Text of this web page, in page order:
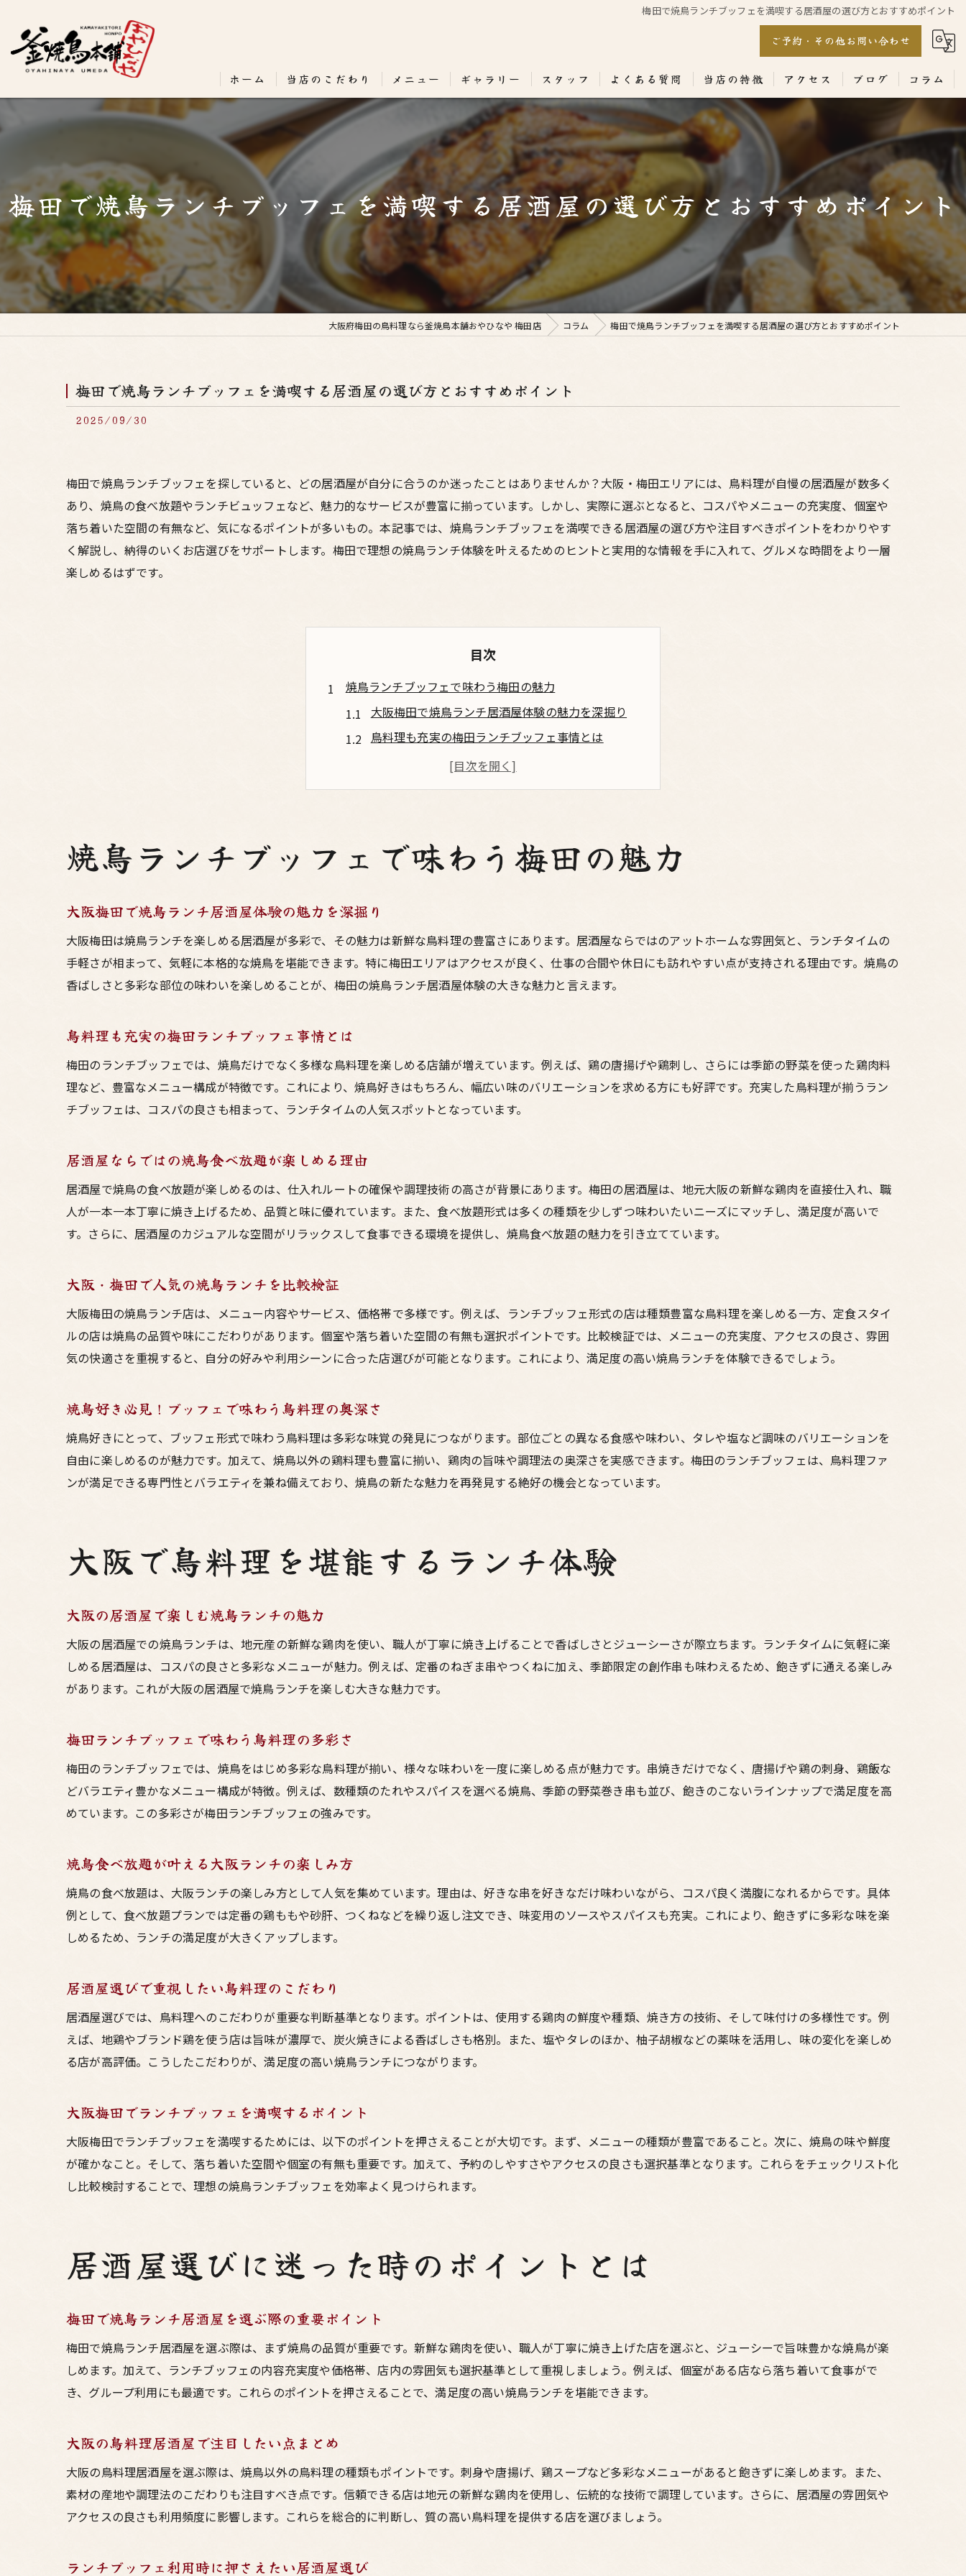
梅田で焼鳥ランチブッフェを満喫する居酒屋の選び方とおすすめポイント
ご予約・その他お問い合わせ
ホーム 当店のこだわり メニュー ギャラリー スタッフ よくある質問 当店の特徴
居酒屋
専門店
ランチ
テイクアウト
コース
アクセス ブログ コラム
梅田で焼鳥ランチブッフェを満喫する居酒屋の選び方とおすすめポイント
大阪府梅田の鳥料理なら釜焼鳥本舗おやひなや 梅田店 コラム 梅田で焼鳥ランチブッフェを満喫する居酒屋の選び方とおすすめポイント
梅田で焼鳥ランチブッフェを満喫する居酒屋の選び方とおすすめポイント
2025/09/30
梅田で焼鳥ランチブッフェを探していると、どの居酒屋が自分に合うのか迷ったことはありませんか？大阪・梅田エリアには、鳥料理が自慢の居酒屋が数多く
あり、焼鳥の食べ放題やランチビュッフェなど、魅力的なサービスが豊富に揃っています。しかし、実際に選ぶとなると、コスパやメニューの充実度、個室や
落ち着いた空間の有無など、気になるポイントが多いもの。本記事では、焼鳥ランチブッフェを満喫できる居酒屋の選び方や注目すべきポイントをわかりやす
く解説し、納得のいくお店選びをサポートします。梅田で理想の焼鳥ランチ体験を叶えるためのヒントと実用的な情報を手に入れて、グルメな時間をより一層
楽しめるはずです。
目次
焼鳥ランチブッフェで味わう梅田の魅力
大阪梅田で焼鳥ランチ居酒屋体験の魅力を深掘り
鳥料理も充実の梅田ランチブッフェ事情とは
居酒屋ならではの焼鳥食べ放題が楽しめる理由
大阪・梅田で人気の焼鳥ランチを比較検証
大阪の居酒屋で楽しむ焼鳥ランチの魅力
焼鳥食べ放題が叶える大阪ランチの楽しみ方
居酒屋選びで重視したい鳥料理のこだわり
大阪梅田でランチブッフェを満喫するポイント
居酒屋選びに迷った時のポイントとは
ランチブッフェ利用時に押さえたい居酒屋選び
焼鳥食べ放題を選ぶなら居酒屋の比較も重要
梅田で居酒屋ランチを選ぶ時の鳥料理基準
居酒屋ランチで焼鳥を効率よく楽しむコツ
大阪梅田の鳥料理ブッフェを賢く利用する方法
焼鳥食べ放題の魅力を引き出す梅田居酒屋選び
梅田の居酒屋で楽しむ鳥料理ブッフェの選び方
大阪で注目の焼鳥食べ放題ランチ情報まとめ
鳥料理好き必見の梅田ランチブッフェ事情
梅田ランチで人気の焼鳥ブッフェ最新情報
ランチブッフェを満喫したい方への大阪案内
大阪梅田でランチブッフェを楽しむための基礎知識
焼鳥ランチブッフェ選びの大阪的ポイント解説
大阪の焼鳥食べ放題ブッフェを選ぶ理由
焼鳥ランチブッフェで味わう梅田の魅力
大阪梅田で焼鳥ランチ居酒屋体験の魅力を深掘り
大阪梅田は焼鳥ランチを楽しめる居酒屋が多彩で、その魅力は新鮮な鳥料理の豊富さにあります。居酒屋ならではのアットホームな雰囲気と、ランチタイムの
手軽さが相まって、気軽に本格的な焼鳥を堪能できます。特に梅田エリアはアクセスが良く、仕事の合間や休日にも訪れやすい点が支持される理由です。焼鳥の
香ばしさと多彩な部位の味わいを楽しめることが、梅田の焼鳥ランチ居酒屋体験の大きな魅力と言えます。
鳥料理も充実の梅田ランチブッフェ事情とは
梅田のランチブッフェでは、焼鳥だけでなく多様な鳥料理を楽しめる店舗が増えています。例えば、鶏の唐揚げや鶏刺し、さらには季節の野菜を使った鶏肉料
理など、豊富なメニュー構成が特徴です。これにより、焼鳥好きはもちろん、幅広い味のバリエーションを求める方にも好評です。充実した鳥料理が揃うラン
チブッフェは、コスパの良さも相まって、ランチタイムの人気スポットとなっています。
居酒屋ならではの焼鳥食べ放題が楽しめる理由
居酒屋で焼鳥の食べ放題が楽しめるのは、仕入れルートの確保や調理技術の高さが背景にあります。梅田の居酒屋は、地元大阪の新鮮な鶏肉を直接仕入れ、職
人が一本一本丁寧に焼き上げるため、品質と味に優れています。また、食べ放題形式は多くの種類を少しずつ味わいたいニーズにマッチし、満足度が高いで
す。さらに、居酒屋のカジュアルな空間がリラックスして食事できる環境を提供し、焼鳥食べ放題の魅力を引き立てています。
大阪・梅田で人気の焼鳥ランチを比較検証
大阪梅田の焼鳥ランチ店は、メニュー内容やサービス、価格帯で多様です。例えば、ランチブッフェ形式の店は種類豊富な鳥料理を楽しめる一方、定食スタイ
ルの店は焼鳥の品質や味にこだわりがあります。個室や落ち着いた空間の有無も選択ポイントです。比較検証では、メニューの充実度、アクセスの良さ、雰囲
気の快適さを重視すると、自分の好みや利用シーンに合った店選びが可能となります。これにより、満足度の高い焼鳥ランチを体験できるでしょう。
焼鳥好き必見！ブッフェで味わう鳥料理の奥深さ
焼鳥好きにとって、ブッフェ形式で味わう鳥料理は多彩な味覚の発見につながります。部位ごとの異なる食感や味わい、タレや塩など調味のバリエーションを
自由に楽しめるのが魅力です。加えて、焼鳥以外の鶏料理も豊富に揃い、鶏肉の旨味や調理法の奥深さを実感できます。梅田のランチブッフェは、鳥料理ファ
ンが満足できる専門性とバラエティを兼ね備えており、焼鳥の新たな魅力を再発見する絶好の機会となっています。
大阪で鳥料理を堪能するランチ体験
大阪の居酒屋で楽しむ焼鳥ランチの魅力
大阪の居酒屋での焼鳥ランチは、地元産の新鮮な鶏肉を使い、職人が丁寧に焼き上げることで香ばしさとジューシーさが際立ちます。ランチタイムに気軽に楽
しめる居酒屋は、コスパの良さと多彩なメニューが魅力。例えば、定番のねぎま串やつくねに加え、季節限定の創作串も味わえるため、飽きずに通える楽しみ
があります。これが大阪の居酒屋で焼鳥ランチを楽しむ大きな魅力です。
梅田ランチブッフェで味わう鳥料理の多彩さ
梅田のランチブッフェでは、焼鳥をはじめ多彩な鳥料理が揃い、様々な味わいを一度に楽しめる点が魅力です。串焼きだけでなく、唐揚げや鶏の刺身、鶏飯な
どバラエティ豊かなメニュー構成が特徴。例えば、数種類のたれやスパイスを選べる焼鳥、季節の野菜巻き串も並び、飽きのこないラインナップで満足度を高
めています。この多彩さが梅田ランチブッフェの強みです。
焼鳥食べ放題が叶える大阪ランチの楽しみ方
焼鳥の食べ放題は、大阪ランチの楽しみ方として人気を集めています。理由は、好きな串を好きなだけ味わいながら、コスパ良く満腹になれるからです。具体
例として、食べ放題プランでは定番の鶏ももや砂肝、つくねなどを繰り返し注文でき、味変用のソースやスパイスも充実。これにより、飽きずに多彩な味を楽
しめるため、ランチの満足度が大きくアップします。
居酒屋選びで重視したい鳥料理のこだわり
居酒屋選びでは、鳥料理へのこだわりが重要な判断基準となります。ポイントは、使用する鶏肉の鮮度や種類、焼き方の技術、そして味付けの多様性です。例
えば、地鶏やブランド鶏を使う店は旨味が濃厚で、炭火焼きによる香ばしさも格別。また、塩やタレのほか、柚子胡椒などの薬味を活用し、味の変化を楽しめ
る店が高評価。こうしたこだわりが、満足度の高い焼鳥ランチにつながります。
大阪梅田でランチブッフェを満喫するポイント
大阪梅田でランチブッフェを満喫するためには、以下のポイントを押さえることが大切です。まず、メニューの種類が豊富であること。次に、焼鳥の味や鮮度
が確かなこと。そして、落ち着いた空間や個室の有無も重要です。加えて、予約のしやすさやアクセスの良さも選択基準となります。これらをチェックリスト化
し比較検討することで、理想の焼鳥ランチブッフェを効率よく見つけられます。
居酒屋選びに迷った時のポイントとは
梅田で焼鳥ランチ居酒屋を選ぶ際の重要ポイント
梅田で焼鳥ランチ居酒屋を選ぶ際は、まず焼鳥の品質が重要です。新鮮な鶏肉を使い、職人が丁寧に焼き上げた店を選ぶと、ジューシーで旨味豊かな焼鳥が楽
しめます。加えて、ランチブッフェの内容充実度や価格帯、店内の雰囲気も選択基準として重視しましょう。例えば、個室がある店なら落ち着いて食事がで
き、グループ利用にも最適です。これらのポイントを押さえることで、満足度の高い焼鳥ランチを堪能できます。
大阪の鳥料理居酒屋で注目したい点まとめ
大阪の鳥料理居酒屋を選ぶ際は、焼鳥以外の鳥料理の種類もポイントです。刺身や唐揚げ、鶏スープなど多彩なメニューがあると飽きずに楽しめます。また、
素材の産地や調理法のこだわりも注目すべき点です。信頼できる店は地元の新鮮な鶏肉を使用し、伝統的な技術で調理しています。さらに、居酒屋の雰囲気や
アクセスの良さも利用頻度に影響します。これらを総合的に判断し、質の高い鳥料理を提供する店を選びましょう。
ランチブッフェ利用時に押さえたい居酒屋選び